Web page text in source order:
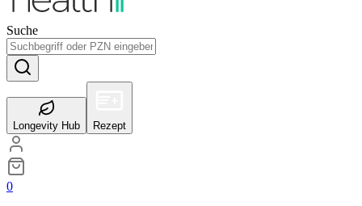
Suche
Longevity Hub Rezept
0